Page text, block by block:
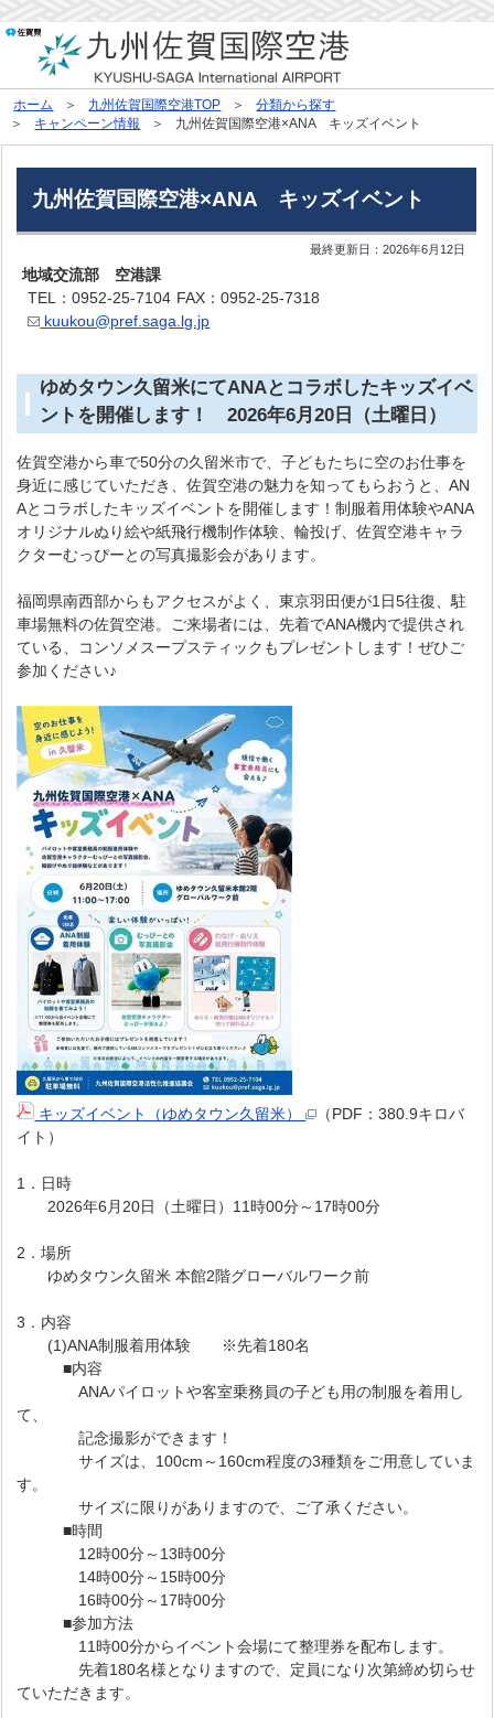
ホーム 九州佐賀国際空港TOP
分類から探す
キャンペーン情報
九州佐賀国際空港×ANA キッズイベント
九州佐賀国際空港×ANA キッズイベント
最終更新日：2026年6月12日
地域交流部 空港課
TEL：0952-25-7104 FAX：0952-25-7318
kuukou@pref.saga.lg.jp
ゆめタウン久留米にてANAとコラボしたキッズイベ
ントを開催します！ 2026年6月20日（土曜日）
佐賀空港から車で50分の久留米市で、子どもたちに空のお仕事を
身近に感じていただき、佐賀空港の魅力を知ってもらおうと、AN
Aとコラボしたキッズイベントを開催します！制服着用体験やANA
オリジナルぬり絵や紙飛行機制作体験、輪投げ、佐賀空港キャラ
クターむっぴーとの写真撮影会があります。
福岡県南西部からもアクセスがよく、東京羽田便が1日5往復、駐
車場無料の佐賀空港。ご来場者には、先着でANA機内で提供され
ている、コンソメスープスティックもプレゼントします！ぜひご
参加ください♪
キッズイベント（ゆめタウン久留米）
（PDF：380.9キロバ
イト）
1．日時
2026年6月20日（土曜日）11時00分～17時00分
2．場所
ゆめタウン久留米 本館2階グローバルワーク前
3．内容
(1)ANA制服着用体験 ※先着180名
■内容
ANAパイロットや客室乗務員の子ども用の制服を着用し
て、
記念撮影ができます！
サイズは、100cm～160cm程度の3種類をご用意していま
す。
サイズに限りがありますので、ご了承ください。
■時間
12時00分～13時00分
14時00分～15時00分
16時00分～17時00分
■参加方法
11時00分からイベント会場にて整理券を配布します。
先着180名様となりますので、定員になり次第締め切らせ
ていただきます。